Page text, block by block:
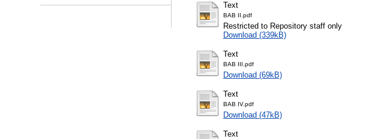
Text
BAB II.pdf
Restricted to Repository staff only
Download (339kB)
Text
BAB III.pdf
Download (69kB)
Text
BAB IV.pdf
Download (47kB)
Text